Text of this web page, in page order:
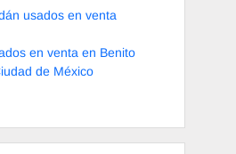
usados en venta
en venta en Benito
de México